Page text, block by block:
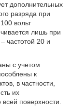
дополнительных
разряда при
вольт
лишь при
частотой 20 и
с учетом
к
в частности,
их
поверхности.